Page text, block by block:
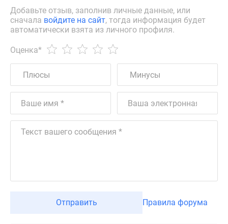
Добавьте отзыв, заполнив личные данные, или
сначала войдите на сайт, тогда информация будет
автоматически взята из личного профиля.
Оценка*
Отправить Правила форума